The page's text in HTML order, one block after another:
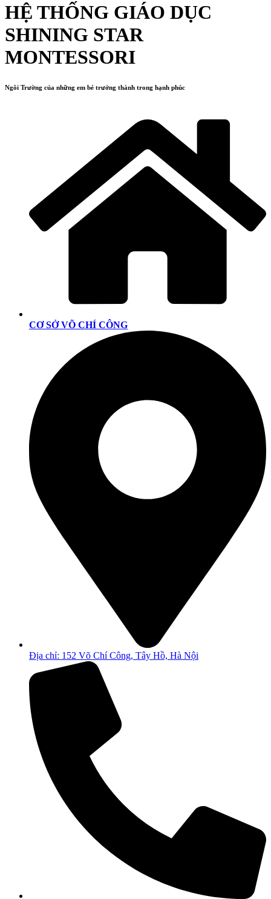
HỆ THỐNG GIÁO DỤC
SHINING STAR
MONTESSORI
Ngôi Trường của những em bé trưởng thành trong hạnh phúc
CƠ SỞ VÕ CHÍ CÔNG
Địa chỉ: 152 Võ Chí Công, Tây Hồ, Hà Nội